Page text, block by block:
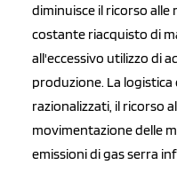
diminuisce il ricorso alle
costante riacquisto di
all'eccessivo utilizzo di
produzione. La
razionalizzati, il ricorso
movimentazione delle
emissioni di gas serra